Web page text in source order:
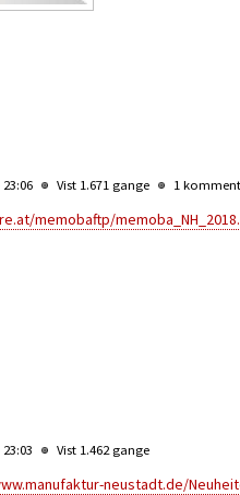
Vist 1.671 gange 1
memobaftp/
Vist 1.462 gange
neustadt.de/